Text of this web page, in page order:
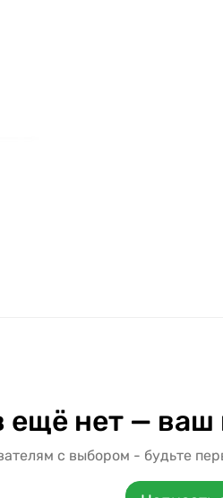
ещё нет —
с выбором - будьте